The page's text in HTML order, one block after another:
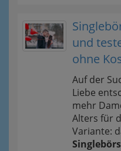
und
ohne
Auf der
Liebe
mehr
Alters für
Variante: